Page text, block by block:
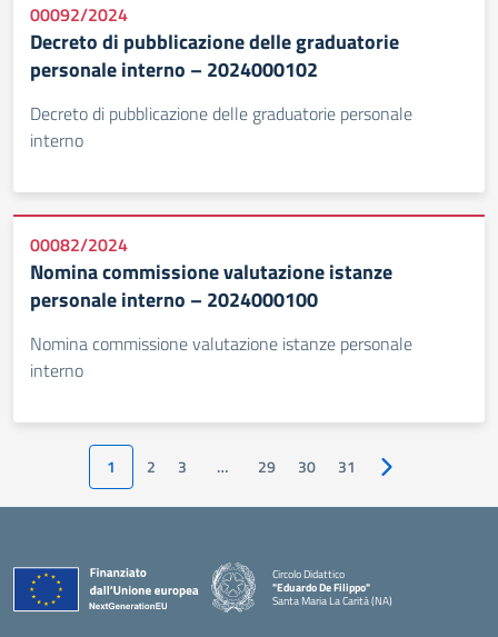
00092/2024
Decreto di pubblicazione delle graduatorie
personale interno – 2024000102
Decreto di pubblicazione delle graduatorie personale
interno
00082/2024
Nomina commissione valutazione istanze
personale interno – 2024000100
Nomina commissione valutazione istanze personale
interno
1 2 3 … 29 30 31 Pagina
Circolo Didattico
"Eduardo De Filippo"
Santa Maria La Carità (NA)